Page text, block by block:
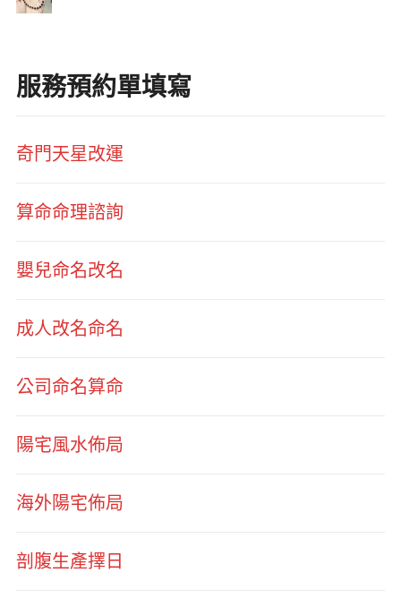
服務預約單填寫
奇門天星改運
算命命理諮詢
嬰兒命名改名
成人改名命名
公司命名算命
陽宅風水佈局
海外陽宅佈局
剖腹生產擇日